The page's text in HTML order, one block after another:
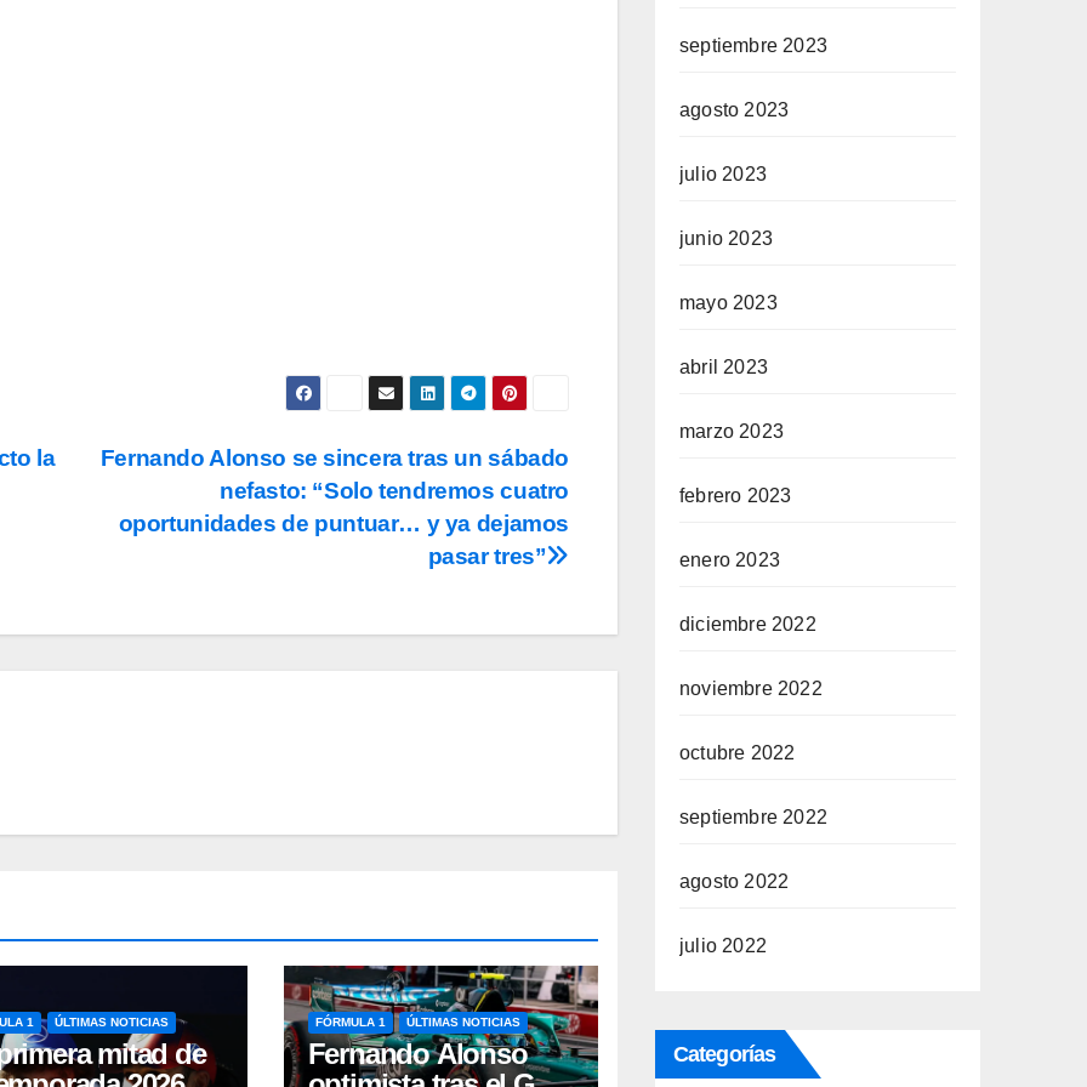
Fernando Alonso se sincera tras un sábado
nefasto: “Solo tendremos cuatro
oportunidades de puntuar… y ya dejamos
pasar tres”
la
1 ÚLTIMAS NOTICIAS
mitad de
FÓRMULA 1 ÚLTIMAS NOTICIAS
Fernando Alonso
septiembre 2023
agosto 2023
julio 2023
junio 2023
mayo 2023
abril 2023
marzo 2023
febrero 2023
enero 2023
diciembre 2022
noviembre 2022
octubre 2022
septiembre 2022
agosto 2022
julio 2022
Categorías